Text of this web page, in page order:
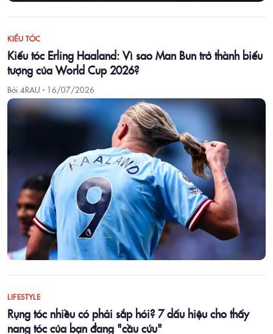
KIỂU TÓC
Kiểu tóc Erling Haaland: Vì sao Man Bun trở thành biểu
tượng của World Cup 2026?
Bởi 4RAU · 16/07/2026
LIFESTYLE
Rụng tóc nhiều có phải sắp hói? 7 dấu hiệu cho thấy
nang tóc của bạn đang "cầu cứu"